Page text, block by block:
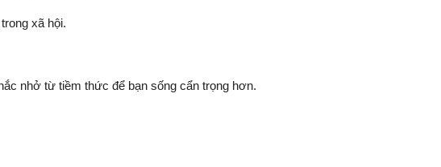
xã hội.
nhở từ tiềm thức để bạn sống cẩn trọng hơn.